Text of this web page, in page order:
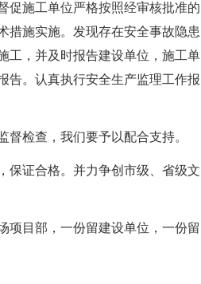
施工单位严格按照经审核批准的
措施实施。发现存在安全事故隐患
工，并及时报告建设单位，施工单
告。认真执行安全生产监理工作报
检查，我们要予以配合支持。
证合格。并力争创市级、省级文
目部，一份留建设单位，一份留